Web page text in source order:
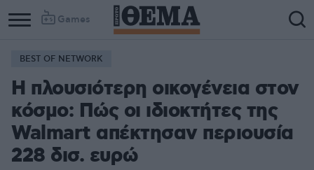
Games
BEST OF NETWORK
Η πλουσιότερη οικογένεια στον
κόσμο: Πώς οι ιδιοκτήτες της
Walmart απέκτησαν περιουσία
228 δισ. ευρώ